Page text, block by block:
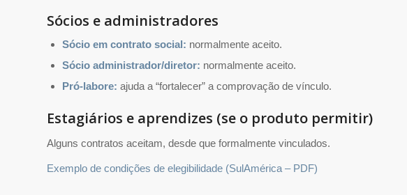
Sócios e administradores
Sócio em contrato social: normalmente aceito.
Sócio administrador/diretor: normalmente aceito.
Pró-labore: ajuda a “fortalecer” a comprovação de vínculo.
Estagiários e aprendizes (se o produto permitir)
Alguns contratos aceitam, desde que formalmente vinculados.
Exemplo de condições de elegibilidade (SulAmérica – PDF)